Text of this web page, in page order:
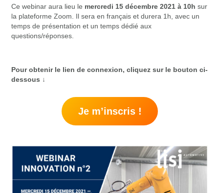
Ce webinar aura lieu le mercredi 15 décembre 2021 à 10h sur
la plateforme Zoom. Il sera en français et durera 1h, avec un
temps de présentation et un temps dédié aux
questions/réponses.
Pour obtenir le lien de connexion, cliquez sur le bouton ci-
dessous ↓
Je m’inscris !